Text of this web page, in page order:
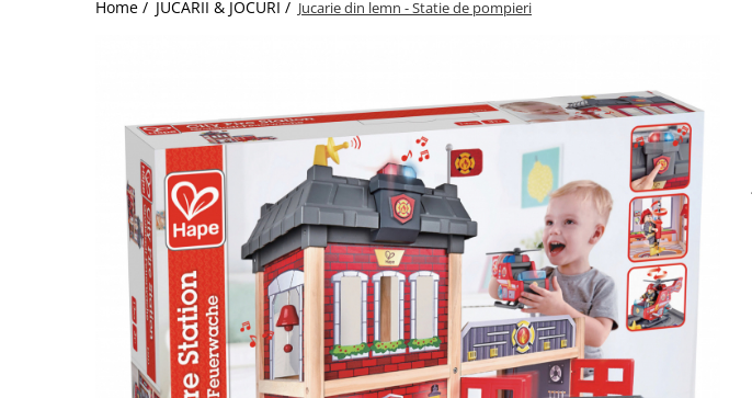
Jucarii de Sortare
Jucarii pentru baie
Jucarii Senzoriale
Home / JUCARII & JOCURI / Jucarie din lemn - Statie de pompieri